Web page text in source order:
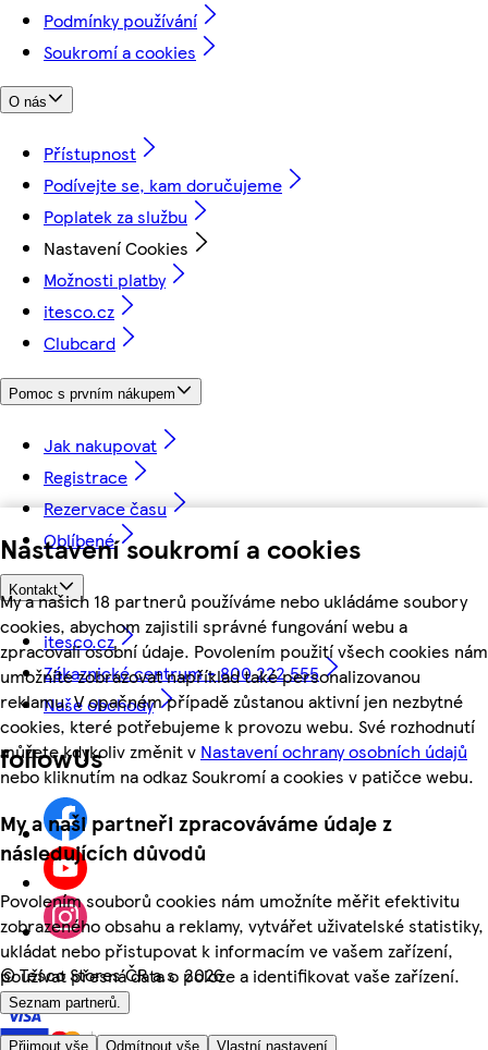
Nastavení soukromí a cookies
My a našich 18 partnerů používáme nebo ukládáme soubory
cookies, abychom zajistili správné fungování webu a
zpracovali osobní údaje. Povolením použití všech cookies nám
umožníte zobrazovat například také personalizovanou
reklamu. V opačném případě zůstanou aktivní jen nezbytné
cookies, které potřebujeme k provozu webu. Své rozhodnutí
můžete kdykoliv změnit v Nastavení ochrany osobních údajů
nebo kliknutím na odkaz Soukromí a cookies v patičce webu.
My a naši partneři zpracováváme údaje z
následujících důvodů
Povolením souborů cookies nám umožníte měřit efektivitu
zobrazeného obsahu a reklamy, vytvářet uživatelské statistiky,
ukládat nebo přistupovat k informacím ve vašem zařízení,
používat přesná data o poloze a identifikovat vaše zařízení.
Seznam partnerů.
Přijmout vše Odmítnout vše Vlastní nastavení
Podmínky používání
Soukromí a cookies
O nás
Přístupnost
Podívejte se, kam doručujeme
Poplatek za službu
Nastavení Cookies
Možnosti platby
itesco.cz
Clubcard
Pomoc s prvním nákupem
Jak nakupovat
Registrace
Rezervace času
Oblíbené
Kontakt
itesco.cz
Zákaznické centrum - 800 222 555
Naše obchody
followUs
©Tesco Stores ČR a.s. 2026